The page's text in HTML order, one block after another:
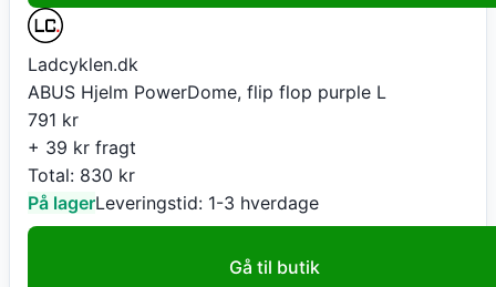
Ladcyklen.dk
ABUS Hjelm PowerDome, flip flop purple L
791 kr
+ 39 kr fragt
Total: 830 kr
På lagerLeveringstid: 1-3 hverdage
Gå til butik